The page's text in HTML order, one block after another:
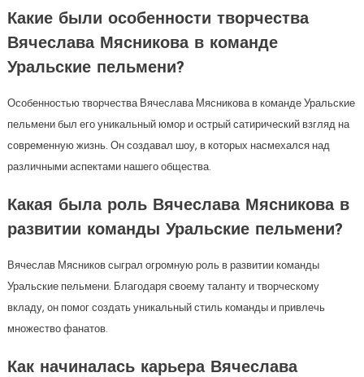
Какие были особенности творчества
Вячеслава Мясникова в команде
Уральские пельмени?
Особенностью творчества Вячеслава Мясникова в команде Уральские
пельмени был его уникальный юмор и острый сатирический взгляд на
современную жизнь. Он создавал шоу, в которых насмехался над
различными аспектами нашего общества.
Какая была роль Вячеслава Мясникова в
развитии команды Уральские пельмени?
Вячеслав Мясников сыграл огромную роль в развитии команды
Уральские пельмени. Благодаря своему таланту и творческому
вкладу, он помог создать уникальный стиль команды и привлечь
множество фанатов.
Как начиналась карьера Вячеслава